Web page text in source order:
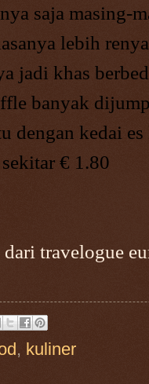
saja masing-
lebih
jadi khas
banyak
dengan kedai
€ 1.80
travelogue
, kuliner